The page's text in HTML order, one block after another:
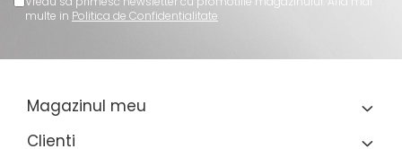
multe in Politica de Confidentialitate
Magazinul meu
Clienti